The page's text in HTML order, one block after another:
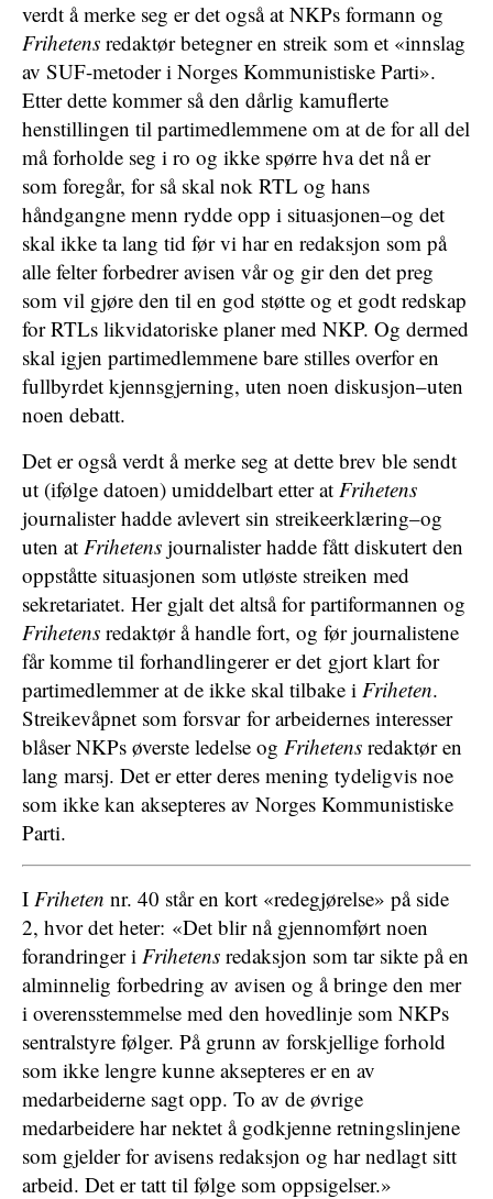
verdt å merke seg er det også at NKPs formann og
Frihetens redaktør betegner en streik som et «innslag
av SUF-metoder i Norges Kommunistiske Parti».
Etter dette kommer så den dårlig kamuflerte
henstillingen til partimedlemmene om at de for all del
må forholde seg i ro og ikke spørre hva det nå er
som foregår, for så skal nok RTL og hans
håndgangne menn rydde opp i situasjonen–og det
skal ikke ta lang tid før vi har en redaksjon som på
alle felter forbedrer avisen vår og gir den det preg
som vil gjøre den til en god støtte og et godt redskap
for RTLs likvidatoriske planer med NKP. Og dermed
skal igjen partimedlemmene bare stilles overfor en
fullbyrdet kjennsgjerning, uten noen diskusjon–uten
noen debatt.
Det er også verdt å merke seg at dette brev ble sendt
ut (ifølge datoen) umiddelbart etter at Frihetens
journalister hadde avlevert sin streikeerklæring–og
uten at Frihetens journalister hadde fått diskutert den
oppståtte situasjonen som utløste streiken med
sekretariatet. Her gjalt det altså for partiformannen og
Frihetens redaktør å handle fort, og før journalistene
får komme til forhandlingerer er det gjort klart for
partimedlemmer at de ikke skal tilbake i Friheten.
Streikevåpnet som forsvar for arbeidernes interesser
blåser NKPs øverste ledelse og Frihetens redaktør en
lang marsj. Det er etter deres mening tydeligvis noe
som ikke kan aksepteres av Norges Kommunistiske
Parti.
I Friheten nr. 40 står en kort «redegjørelse» på side
2, hvor det heter: «Det blir nå gjennomført noen
forandringer i Frihetens redaksjon som tar sikte på en
alminnelig forbedring av avisen og å bringe den mer
i overensstemmelse med den hovedlinje som NKPs
sentralstyre følger. På grunn av forskjellige forhold
som ikke lengre kunne aksepteres er en av
medarbeiderne sagt opp. To av de øvrige
medarbeidere har nektet å godkjenne retningslinjene
som gjelder for avisens redaksjon og har nedlagt sitt
arbeid. Det er tatt til følge som oppsigelser.»